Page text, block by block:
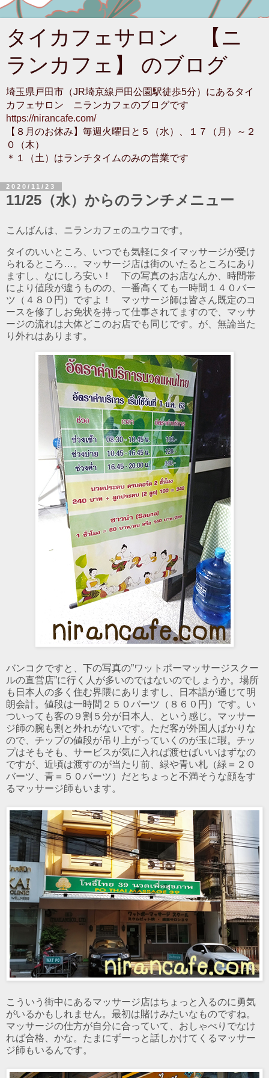
タイカフェサロン 【ニ
ランカフェ】 のブログ
埼玉県戸田市（JR埼京線戸田公園駅徒歩5分）にあるタイ
カフェサロン ニランカフェのブログです
https://nirancafe.com/
【８月のお休み】毎週火曜日と５（水）、１７（月）～２
０（木）
＊１（土）はランチタイムのみの営業です
2020/11/23
11/25（水）からのランチメニュー
こんばんは、ニランカフェのユウコです。
タイのいいところ、いつでも気軽にタイマッサージが受け
られるところ…。マッサージ店は街のいたるところにあり
ますし、なにしろ安い！ 下の写真のお店なんか、時間帯
により値段が違うものの、一番高くても一時間１４０バー
ツ（４８０円）ですよ！ マッサージ師は皆さん既定のコ
ースを修了しお免状を持って仕事されてますので、マッサ
ージの流れは大体どこのお店でも同じです。が、無論当た
り外れはあります。
バンコクですと、下の写真の”ワットポーマッサージスクー
ルの直営店”に行く人が多いのではないのでしょうか。場所
も日本人の多く住む界隈にありますし、日本語が通じて明
朗会計。値段は一時間２５０バーツ（８６０円）です。い
ついっても客の９割５分が日本人、という感じ。マッサー
ジ師の腕も割と外れがないです。ただ客が外国人ばかりな
ので、チップの値段が吊り上がっていくのが玉に瑕。チッ
プはそもそも、サービスが気に入れば渡せばいいはずなの
ですが、近頃は渡すのが当たり前、緑や青い札（緑＝２０
バーツ、青＝５０バーツ）だとちょっと不満そうな顔をす
るマッサージ師もいます。
こういう街中にあるマッサージ店はちょっと入るのに勇気
がいるかもしれません。最初は賭けみたいなものですね。
マッサージの仕方が自分に合っていて、おしゃべりでなけ
れば合格、かな。たまにずーっと話しかけてくるマッサー
ジ師もいるんです。